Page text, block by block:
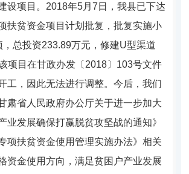
设项目。2018年5月7日，我县已下达
扶贫资金项目计划批复，批复实施小
总投资233.89万元，修建U型渠道
项目在甘政办发〔2018〕103号文件
工，因此无法进行调整。今后，我们
肃省人民政府办公厅关于进一步加大
业发展确保打赢脱贫攻坚战的通知》
项扶贫资金使用管理实施办法》相关
资金使用方向，满足贫困户产业发展